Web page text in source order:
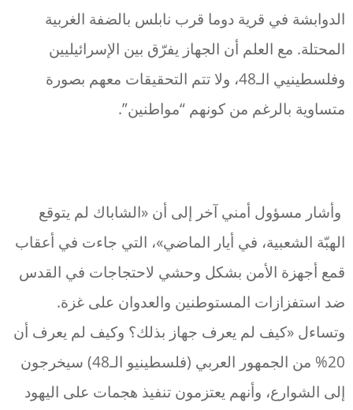
الدوابشة في قرية دوما قرب نابلس بالضفة الغربية
المحتلة. مع العلم أن الجهاز يفرّق بين الإسرائيليين
وفلسطينيي الـ48، ولا تتم التحقيقات معهم بصورة
متساوية بالرغم من كونهم “مواطنين”.
وأشار مسؤول أمني آخر إلى أن «الشاباك لم يتوقع
الهبّة الشعبية، في أيار الماضي»، التي جاءت في أعقاب
قمع أجهزة الأمن بشكل وحشي لاحتجاجات في القدس
ضد استفزازات المستوطنين والعدوان على غزة.
وتساءل «كيف لم يعرف جهاز بذلك؟ وكيف لم يعرف أن
20% من الجمهور العربي (فلسطينيو الـ48) سيخرجون
إلى الشوارع، وأنهم يعتزمون تنفيذ هجمات على اليهود